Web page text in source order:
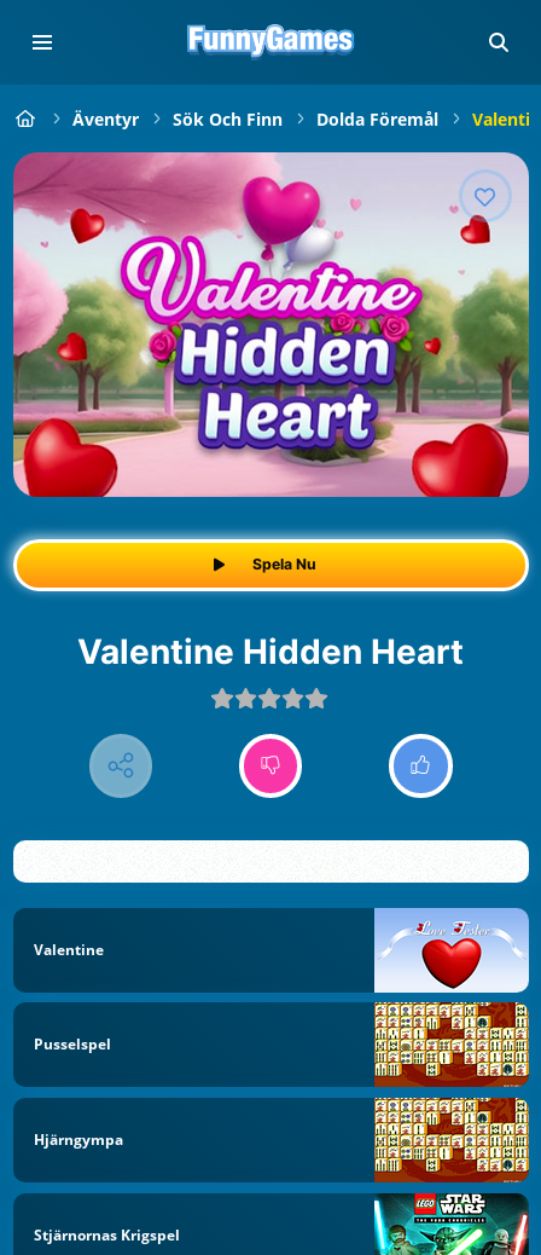
Äventyr Sök Och Finn Dolda Föremål
Spela Nu
Valentine Hidden Heart
Valentine
Pusselspel
Hjärngympa
Stjärnornas Krigspel